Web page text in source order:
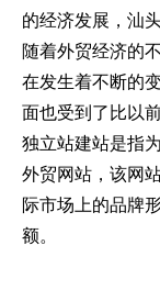
的经济发展，汕
随着外贸经济的
在发生着不断的
面也受到了比以
独立站建站是指
外贸网站，该网
际市场上的品牌
额。